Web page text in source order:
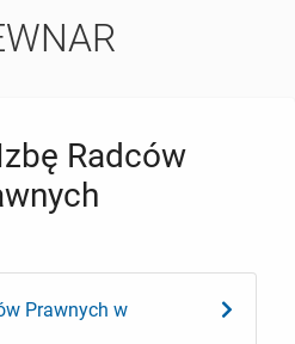
Radców
Prawnych w